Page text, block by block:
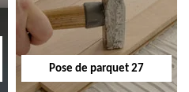
Pose de parquet 27